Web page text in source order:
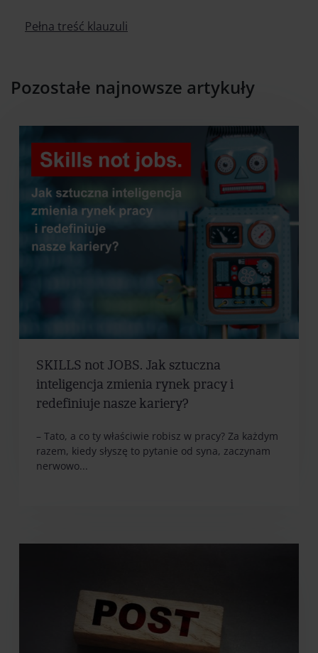
Pełna treść klauzuli
Pozostałe najnowsze artykuły
SKILLS not JOBS. Jak sztuczna
inteligencja zmienia rynek pracy i
redefiniuje nasze kariery?
– Tato, a co ty właściwie robisz w pracy? Za każdym
razem, kiedy słyszę to pytanie od syna, zaczynam
nerwowo...